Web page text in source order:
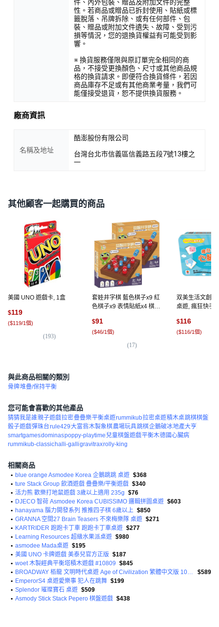
件、內外包裝、贈品及附加文件的完整
性。若商品或贈品已拆封使用、貼紙或標
籤脫落、吊牌拆除、或有任何部件、包
裝、贈品或附加文件遺失、故障、受到污
損等情況，您的退換貨權益有可能受到影
響。
※ 換貨服務僅限與原訂單完全相同的商
品，不接受更換顏色、尺寸或其他商品規
格的換貨請求。即便符合換貨條件，若因
商品庫存不足或有其他商業考量，我們可
能僅接受退貨，恕不提供換貨服務。
廠商資訊
名稱及地址
酷澎股份有限公司
台灣台北市信義區信義路五段7號13樓之
一
其他顧客一起購買的商品
美國 UNO 遊戲卡, 1盒
$119
($119/1個)
(193)
套娃井字棋 藍色棋子x9 紅
色棋子x9 表情貼紙x4 棋盤
$91
($46/1個)
(17)
双美生活文創
桌遊, 瘋狂快手
$116
($116/1個)
與此商品相關的類別
骨牌堆疊/保持平衡
您可能會喜歡的其他產品
猜猜我是誰親子遊戲拉密疊疊樂平衡桌遊rummikub拉密桌遊積木桌跳棋棋盤
骰子遊戲彈珠台rule429大富翁木製象棋農場玩具跳棋企鵝破冰地產大亨
smartgamesdominaspoppy-playtime 兒童棋盤遊戲平衡木德國心臟病
rummikub-classic halli-galligravitraxrolly-king
相關商品
• blue orange Asmodee Korea 企鵝跳跳 桌遊 $368
• ture Stack Group 飲酒遊戲 疊疊樂/平衡遊戲 $340
• 活力熊 歡樂打地鼠遊戲 3歲以上適用 235g $76
• DJECO 智荷 Asmodee Korea CUBISSIMO 邏輯拼圖桌遊 $603
• hanayama 腦力開發系列 推推四子棋 6歲以上 $850
• GRANNA 空間27 Brain Teasers 不來梅樂隊 桌遊 $271
• KARTRIDER 跑跑卡丁車 跑跑卡丁車桌遊 $277
• Learning Resources 超級水果派桌遊 $980
• asmodee Mada桌遊 $195
• 美國 UNO 卡牌遊戲 美泰兒官方正版 $187
• woet 木製經典平衡塔積木遊戲 #10809 $845
•
BROADWAY 栢龍 文明時代桌遊 Age of Civilization 繁體中文版 10歲以上 1~4人
$589
• EmperorS4 桌遊愛樂事 犯人在跳舞 $199
• Splendor 璀璨寶石 桌遊 $509
• Asmody Stick Stack Pepero 棋盤遊戲 $438